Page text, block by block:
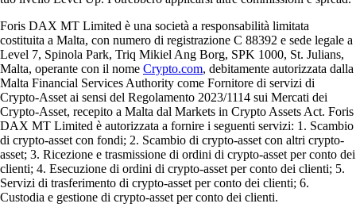
Foris DAX MT Limited è una società a responsabilità limitata
costituita a Malta, con numero di registrazione C 88392 e sede legale a
Level 7, Spinola Park, Triq Mikiel Ang Borg, SPK 1000, St. Julians,
Malta, operante con il nome Crypto.com, debitamente autorizzata dalla
Malta Financial Services Authority come Fornitore di servizi di
Crypto-Asset ai sensi del Regolamento 2023/1114 sui Mercati dei
Crypto-Asset, recepito a Malta dal Markets in Crypto Assets Act. Foris
DAX MT Limited è autorizzata a fornire i seguenti servizi: 1. Scambio
di crypto-asset con fondi; 2. Scambio di crypto-asset con altri crypto-
asset; 3. Ricezione e trasmissione di ordini di crypto-asset per conto dei
clienti; 4. Esecuzione di ordini di crypto-asset per conto dei clienti; 5.
Servizi di trasferimento di crypto-asset per conto dei clienti; 6.
Custodia e gestione di crypto-asset per conto dei clienti.